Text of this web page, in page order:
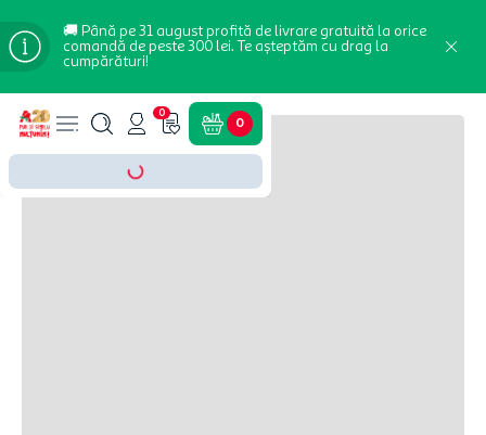
🚚 Până pe 31 august profită de livrare gratuită la orice
comandă de peste 300 lei. Te așteptăm cu drag la
cumpărături!
0
0